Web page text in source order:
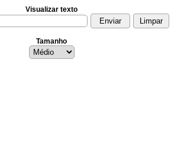
Visualizar texto
Tamanho